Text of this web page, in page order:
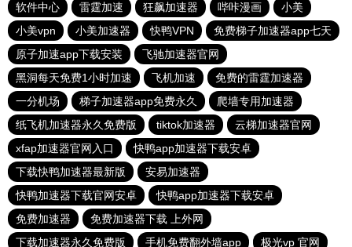
软件中心
雷霆加速 狂飙加速器 哔咔漫画
小美
小美vpn
小美加速器 快鸭VPN
免费梯子加速器app七天
原子加速app下载安装
飞驰加速器官网
黑洞每天免费1小时加速
飞机加速
免费的雷霆加速器
一分机场
梯子加速器app免费永久
爬墙专用加速器
纸飞机加速器永久免费版
tiktok加速器
云梯加速器官网
xfap加速器官网入口
快鸭app加速器下载安卓
下载快鸭加速器最新版
安易加速器
快鸭加速器下载官网安卓
快鸭app加速器下载安卓
免费加速器
免费加速器下载 上外网
下载加速器永久免费版
手机免费翻外墙app 极光vp 官网